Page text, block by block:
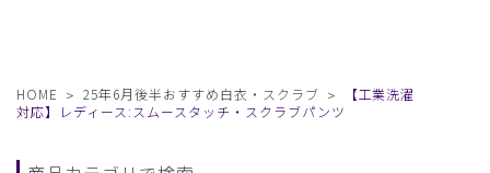
HOME 25年6月後半おすすめ白衣・スクラブ
【工業洗濯
対応】レディース:スムースタッチ・スクラブパンツ